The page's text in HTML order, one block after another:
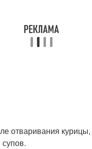
отваривания